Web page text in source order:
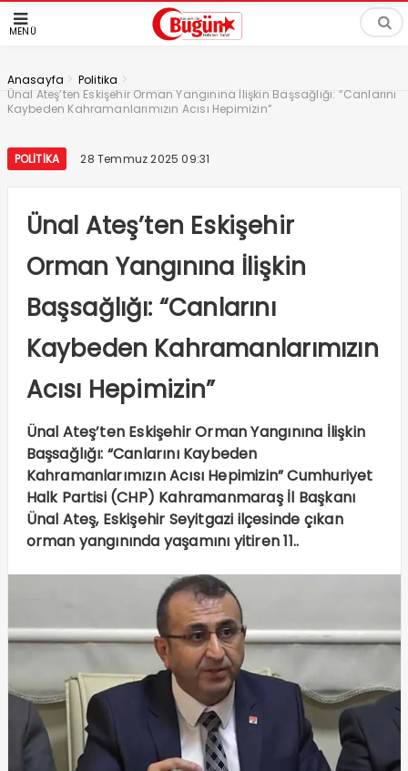
MENÜ
Anasayfa > Politika >
Ünal Ateş’ten Eskişehir Orman Yangınına İlişkin Başsağlığı: “Canlarını
Kaybeden Kahramanlarımızın Acısı Hepimizin”
POLITIKA 28 Temmuz 2025 09:31
Ünal Ateş’ten Eskişehir
Orman Yangınına İlişkin
Başsağlığı: “Canlarını
Kaybeden Kahramanlarımızın
Acısı Hepimizin”
Ünal Ateş’ten Eskişehir Orman Yangınına İlişkin
Başsağlığı: “Canlarını Kaybeden
Kahramanlarımızın Acısı Hepimizin” Cumhuriyet
Halk Partisi (CHP) Kahramanmaraş İl Başkanı
Ünal Ateş, Eskişehir Seyitgazi ilçesinde çıkan
orman yangınında yaşamını yitiren 11..